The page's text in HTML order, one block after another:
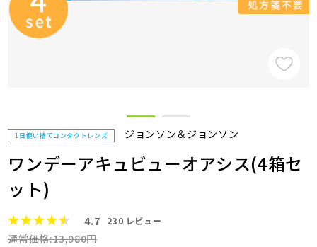
1日使い捨てコンタクトレンズ ジョンソン＆ジョンソン
ワンデーアキュビューオアシス(4箱セ
ット)
4.7 230 レビュー
通常価格:13,980円